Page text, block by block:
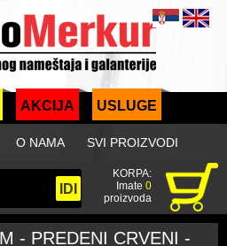
AKCIJA USLUGE
O NAMA SVI PROIZVODI
KORPA:
Imate 0
proizvoda
- PREDENI CRVENI -